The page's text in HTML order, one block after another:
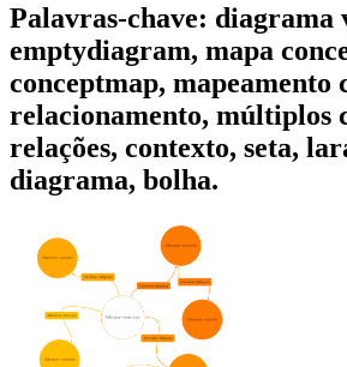
Palavras-chave: diagrama
emptydiagram, mapa
conceptmap, mapeamento
relacionamento, múltiplos
relações, contexto, seta,
diagrama, bolha.